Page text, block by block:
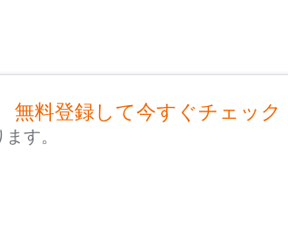
無料登録して今すぐチェック
す。